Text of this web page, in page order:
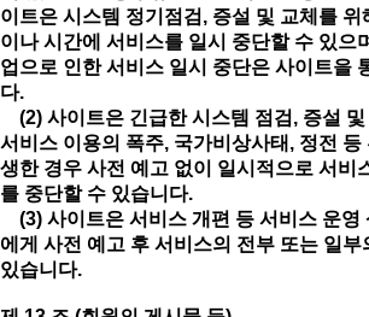
이트은 시스템 정기점검, 증설 및 교체를
이나 시간에 서비스를 일시 중단할 수 있으
업으로 인한 서비스 일시 중단은 사이트을
다.
(2) 사이트은 긴급한 시스템 점검, 증설
서비스 이용의 폭주, 국가비상사태, 정전 등
생한 경우 사전 예고 없이 일시적으로 서비
를 중단할 수 있습니다.
(3) 사이트은 서비스 개편 등 서비스 운영
에게 사전 예고 후 서비스의 전부 또는 일
있습니다.